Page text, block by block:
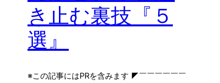
き止む裏技『５
選』
※この記事にはPRを含みます ◤￣￣￣￣￣￣